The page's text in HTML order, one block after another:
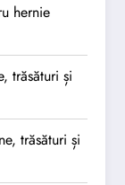
hernie
trăsături și
trăsături și